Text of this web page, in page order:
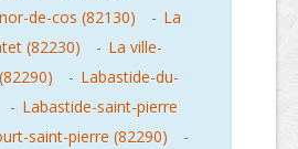
de-cos (82130) - La
(82230)
- La ville-
- Labastide-du-
- Labastide-saint-pierre
saint-pierre (82290)
-